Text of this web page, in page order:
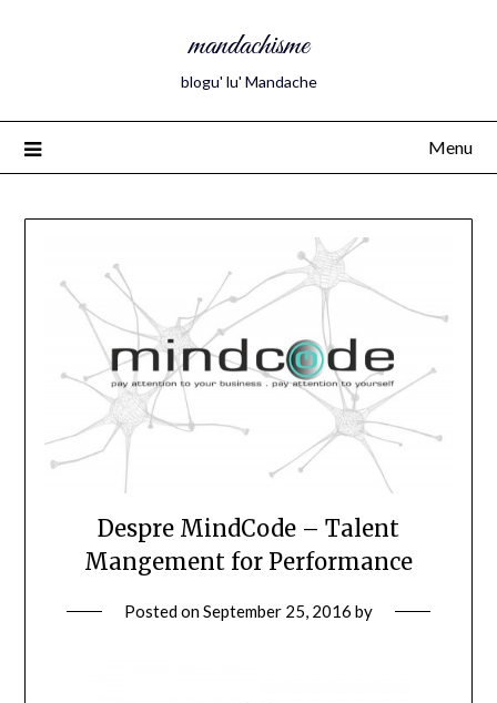
mandachisme
blogu' lu' Mandache
Menu
Despre MindCode – Talent
Mangement for Performance
Posted onSeptember 25, 2016 by